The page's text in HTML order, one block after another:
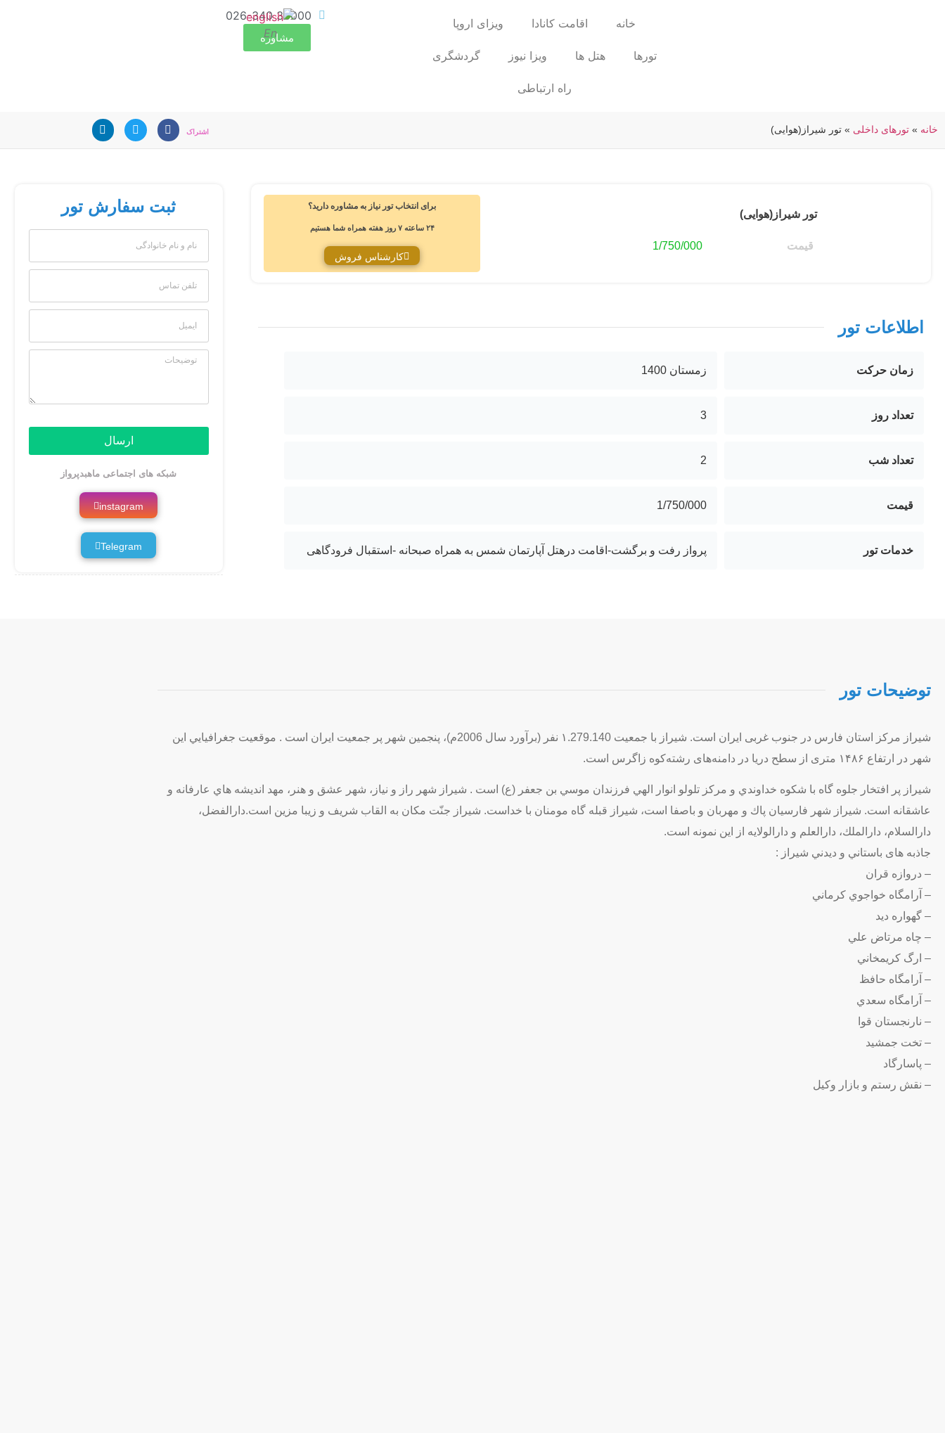
خانه اقامت کانادا ویزای اروپا
تورها هتل ها ویزا نیوز گردشگری
راه ارتباطی
38000 026-340
مشاوره
En
خانه » تورهای داخلی » تور شیراز(هوایی) اشتراک
تور شیراز(هوایی)
قیمت 1/750/000
برای انتخاب تور نیاز به مشاوره دارید؟‌‌
۲۴ ساعته ۷ روز هفته همراه شما هستیم‌
کارشناس فروش
اطلاعات تور
زمان حرکت زمستان 1400
تعداد روز 3
تعداد شب 2
قیمت 1/750/000
خدمات تور پرواز رفت و برگشت-اقامت درهتل آپارتمان شمس به همراه صبحانه -استقبال فرودگاهی
ثبت سفارش تور
ارسال
شبکه های اجتماعی ماهبدپرواز
instagram
Telegram
توضیحات تور
شیراز مركز استان فارس در جنوب ‌غربی ایران است. شیراز با جمعیت ١.279.140 نفر (برآورد سال 2006م)، پنجمین شهر پر جمعيت ایران است . موقعيت جغرافيايي اين
شهر در ارتفاع ۱۴۸۶ متری از سطح دریا در دامنه‌های رشته‌کوه زاگرس است.
شيراز پر افتخار جلوه گاه با شكوه خداوندي و مركز تلولو انوار الهي فرزندان موسي بن جعفر (ع) است . شيراز شهر راز و نياز، شهر عشق و هنر، مهد انديشه هاي عارفانه و
عاشقانه است. شيراز شهر فارسيان پاك و مهربان و باصفا است، شيراز قبله گاه مومنان با خداست. شيراز جنّت مكان به القاب شريف و زيبا مزين است.دارالفضل،
دارالسلام، دارالملك، دارالعلم و دارالولايه از اين نمونه است.
جاذبه های باستاني و ديدني شيراز :
– دروازه قران
– آرامگاه خواجوي كرماني
– گهواره ديد
– چاه مرتاض علي
– ارگ كريمخاني
– آرامگاه حافظ
– آرامگاه سعدي
– نارنجستان قوا
– تخت جمشيد
– پاسارگاد
– نقش رستم و بازار وکیل